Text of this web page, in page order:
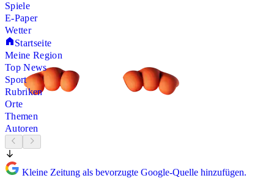
Spiele
E-Paper
Wetter
Startseite
Meine Region
Top News
Sport
Rubriken
Orte
Themen
Autoren
Kleine Zeitung als bevorzugte Google-Quelle hinzufügen.